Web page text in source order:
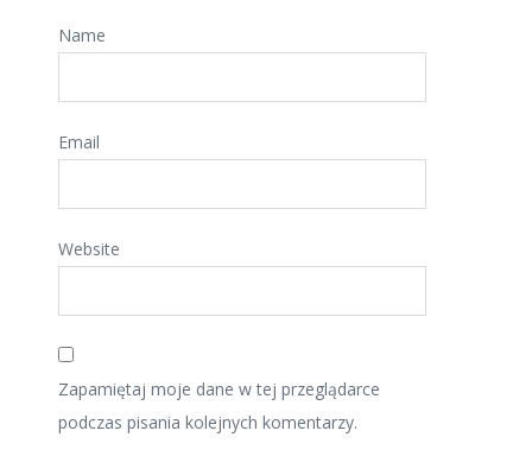
Name
Email
Website
Zapamiętaj moje dane w tej przeglądarce
podczas pisania kolejnych komentarzy.